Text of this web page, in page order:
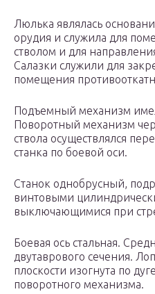
Люлька являлась
орудия и служила для
стволом и для
Салазки служили для
помещения
Подъемный механизм
Поворотный механизм
ствола осуществлялся
станка по боевой оси.
Станок однобрусный,
винтовыми
выключающимися при
Боевая ось стальная.
двутаврового сечения.
плоскости изогнута по
поворотного механизма.